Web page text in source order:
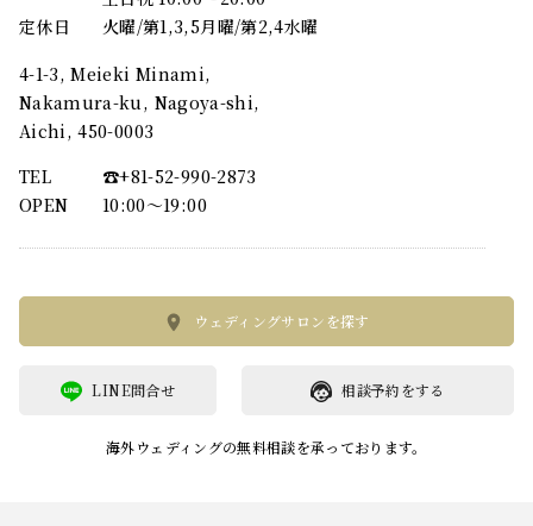
定休日
火曜/第1,3,5月曜/第2,4水曜
4-1-3, Meieki Minami,
Nakamura-ku, Nagoya-shi,
Aichi, 450-0003
TEL
☎︎+81-52-990-2873
OPEN
10:00〜19:00
ウェディングサロンを探す
相談予約をする
LINE問合せ
海外ウェディングの無料相談を承っております。